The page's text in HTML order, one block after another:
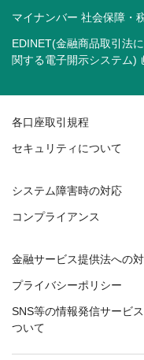
マイナンバー 社会保障・
EDINET(金融商品取引法
関する電子開示システム)
各口座取引規程
セキュリティについて
システム障害時の対応
コンプライアンス
金融サービス提供法への
プライバシーポリシー
SNS等の情報発信サービ
ついて